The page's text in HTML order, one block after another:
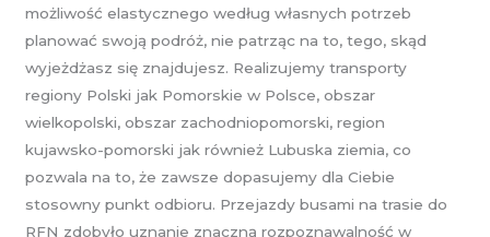
możliwość elastycznego według własnych potrzeb
planować swoją podróż, nie patrząc na to, tego, skąd
wyjeżdżasz się znajdujesz. Realizujemy transporty
regiony Polski jak Pomorskie w Polsce, obszar
wielkopolski, obszar zachodniopomorski, region
kujawsko-pomorski jak również Lubuska ziemia, co
pozwala na to, że zawsze dopasujemy dla Ciebie
stosowny punkt odbioru. Przejazdy busami na trasie do
RFN zdobyło uznanie znaczną rozpoznawalność w